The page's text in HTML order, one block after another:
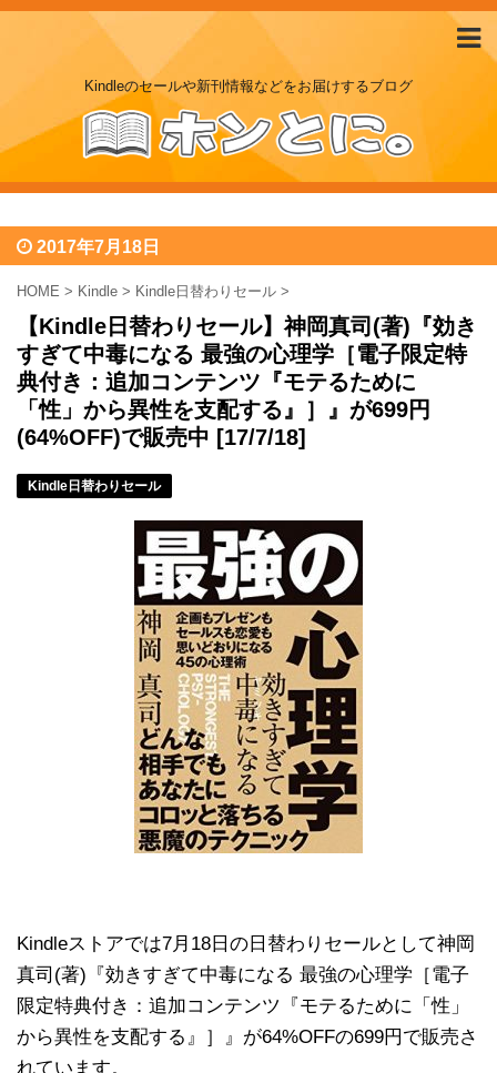
Kindleのセールや新刊情報などをお届けするブログ
2017年7月18日
HOME > Kindle > Kindle日替わりセール >
【Kindle日替わりセール】神岡真司(著)『効き
すぎて中毒になる 最強の心理学［電子限定特
典付き：追加コンテンツ『モテるために
「性」から異性を支配する』］』が699円
(64%OFF)で販売中 [17/7/18]
Kindle日替わりセール
Kindleストアでは7月18日の日替わりセールとして神岡
真司(著)『効きすぎて中毒になる 最強の心理学［電子
限定特典付き：追加コンテンツ『モテるために「性」
から異性を支配する』］』が64%OFFの699円で販売さ
れています。